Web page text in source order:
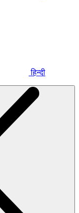
हिन्दी